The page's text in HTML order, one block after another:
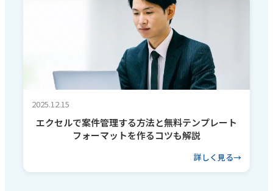
2025.12.15
エクセルで案件管理する方法と無料テンプレート
フォーマットを作るコツも解説
詳しく見る